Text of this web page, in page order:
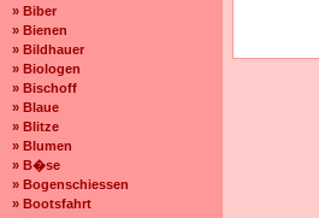
» Biber
» Bienen
» Bildhauer
» Biologen
» Bischoff
» Blaue
» Blitze
» Blumen
» B�se
» Bogenschiessen
» Bootsfahrt